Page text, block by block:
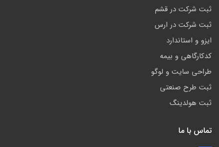
ثبت شرکت در قشم
ثبت شرکت در ارس
ایزو و استاندارد
کدکارگاهی و بیمه
طراحی سایت و لوگو
ثبت طرح صنعتی
ثبت هولدینگ
تماس با ما